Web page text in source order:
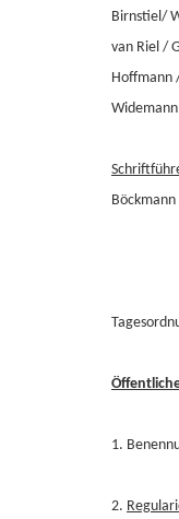
Birnstiel/
van Riel /
Hoffmann
1.
2.